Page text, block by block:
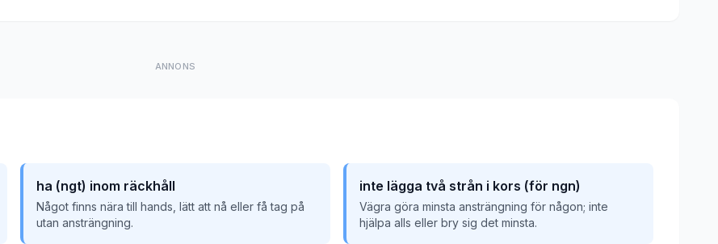
ANNONS
ha (ngt) inom räckhåll
Något finns nära till hands, lätt att nå eller få tag på
utan ansträngning.
inte lägga två strån i kors (för ngn)
Vägra göra minsta ansträngning för någon; inte
hjälpa alls eller bry sig det minsta.